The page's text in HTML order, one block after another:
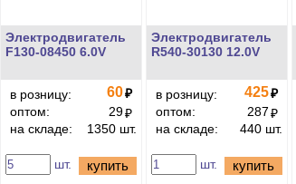
Электродвигатель
F130-08450 6.0V
в розницу: 60₽
оптом:
29₽
на складе:
1350 шт.
шт. купить
Электродвигатель
R540-30130 12.0V
в розницу: 425₽
оптом:
287₽
на складе:
440 шт.
шт. купить